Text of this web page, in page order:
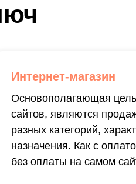
Интернет-магазин
Основополагающая
сайтов, являются
разных категорий,
назначения. Как с
без оплаты на самом